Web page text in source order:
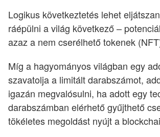
Logikus következtetés lehet
ráépülni a világ következő –
azaz a nem cserélhető tokenek
Míg a hagyományos világban egy
szavatolja a limitált darabszámot,
igazán megvalósulni, ha adott egy
darabszámban elérhető gyűjthető
tökéletes megoldást nyújt a